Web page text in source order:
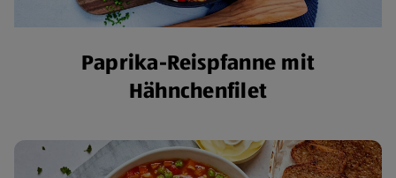
Paprika-Reispfanne mit
Hähnchenfilet